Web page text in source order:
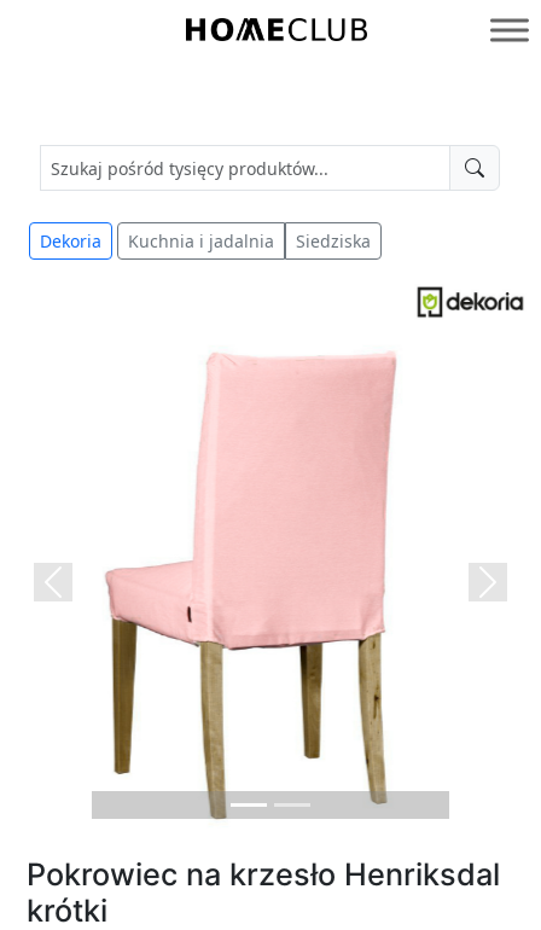
Homeclub
Dekoria Kuchnia i jadalnia Siedziska
Previous Next
Pokrowiec na krzesło Henriksdal
krótki